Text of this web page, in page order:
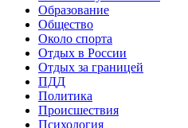
Образование
Общество
Около спорта
Отдых в России
Отдых за границей
ПДД
Политика
Происшествия
Психология